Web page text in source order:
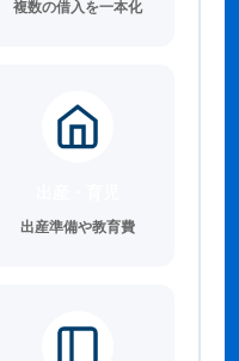
複数の借入を一本化
出産準備や教育費